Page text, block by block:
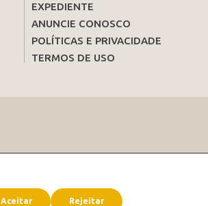
EXPEDIENTE
ANUNCIE CONOSCO
POLÍTICAS E PRIVACIDADE
TERMOS DE USO
Aceitar Rejeitar